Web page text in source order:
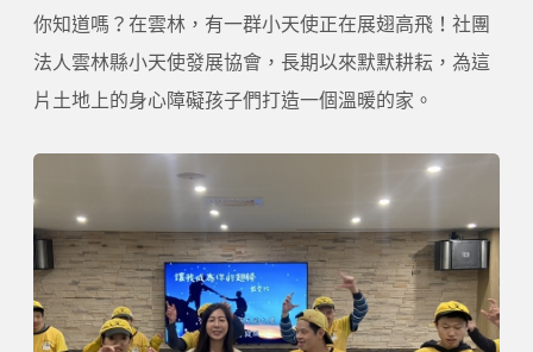
你知道嗎？在雲林，有一群小天使正在展翅高飛！社團
法人雲林縣小天使發展協會，長期以來默默耕耘，為這
片土地上的身心障礙孩子們打造一個溫暖的家。